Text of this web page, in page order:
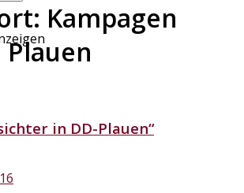
Kampagen
in DD-Plauen“